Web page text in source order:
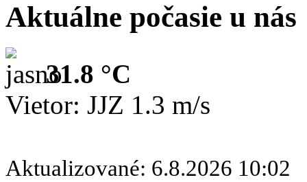
Aktuálne počasie u nás
31.8 °C
Vietor: JJZ 1.3 m/s
Aktualizované: 6.8.2026 10:02